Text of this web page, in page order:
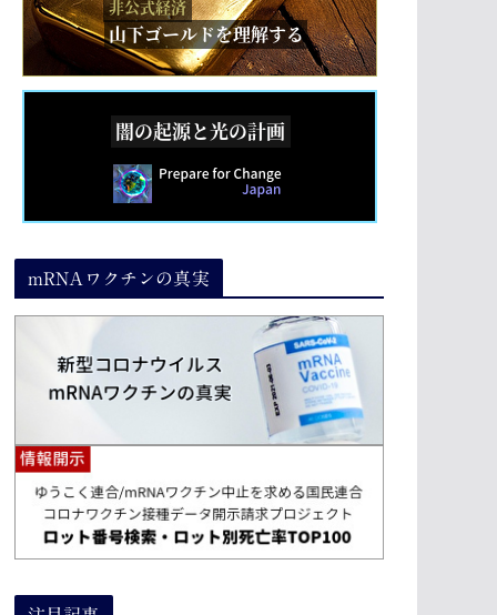
mRNAワクチンの真実